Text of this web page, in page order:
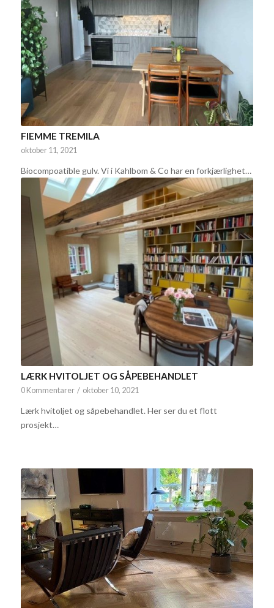
FIEMME TREMILA
oktober 11, 2021
Biocompoatible gulv. Vi i Kahlbom & Co har en forkjærlighet…
LÆRK HVITOLJET OG SÅPEBEHANDLET
0 Kommentarer / oktober 10, 2021
Lærk hvitoljet og såpebehandlet. Her ser du et flott
prosjekt…